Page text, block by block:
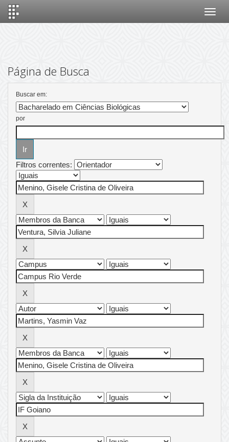
Página de Busca
Buscar em:
por
Filtros correntes: